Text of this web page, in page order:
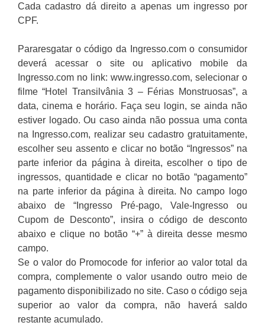
Cada cadastro dá direito a apenas um ingresso por
CPF.
Pararesgatar o código da Ingresso.com o consumidor
deverá acessar o site ou aplicativo mobile da
Ingresso.com no link: www.ingresso.com, selecionar o
filme “Hotel Transilvânia 3 – Férias Monstruosas”, a
data, cinema e horário. Faça seu login, se ainda não
estiver logado. Ou caso ainda não possua uma conta
na Ingresso.com, realizar seu cadastro gratuitamente,
escolher seu assento e clicar no botão “Ingressos” na
parte inferior da página à direita, escolher o tipo de
ingressos, quantidade e clicar no botão “pagamento”
na parte inferior da página à direita. No campo logo
abaixo de “Ingresso Pré-pago, Vale-Ingresso ou
Cupom de Desconto”, insira o código de desconto
abaixo e clique no botão “+” à direita desse mesmo
campo.
Se o valor do Promocode for inferior ao valor total da
compra, complemente o valor usando outro meio de
pagamento disponibilizado no site. Caso o código seja
superior ao valor da compra, não haverá saldo
restante acumulado.